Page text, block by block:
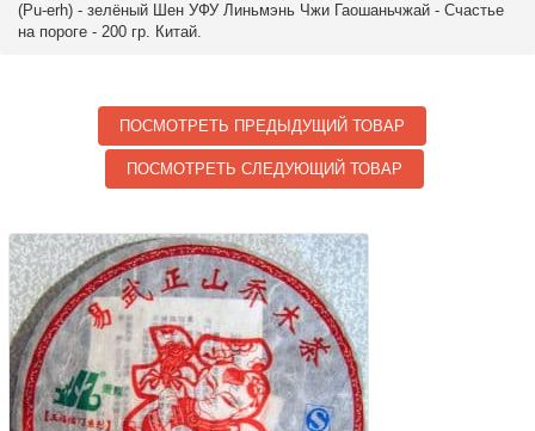
(Pu-erh) - зелёный Шен УФУ Линьмэнь Чжи Гаошаньчжай - Счастье
на пороге - 200 гр. Китай.
ПОСМОТРЕТЬ ПРЕДЫДУЩИЙ ТОВАР
ПОСМОТРЕТЬ СЛЕДУЮЩИЙ ТОВАР